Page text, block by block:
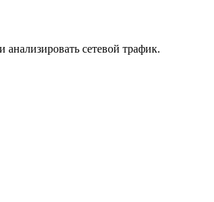
сетевой трафик.